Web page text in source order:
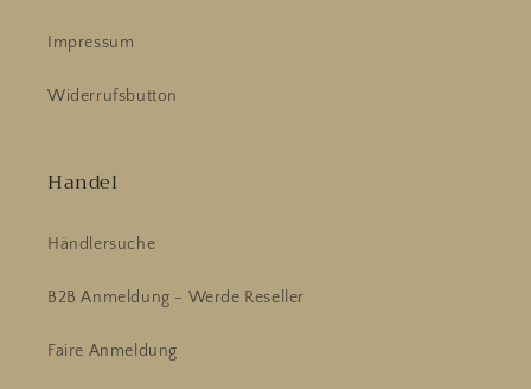
Impressum
Widerrufsbutton
Handel
Händlersuche
B2B Anmeldung - Werde Reseller
Faire Anmeldung